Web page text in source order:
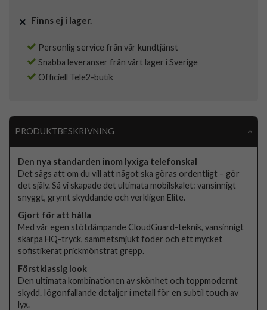
Finns ej i lager.
Personlig service från vår kundtjänst
Snabba leveranser från vårt lager i Sverige
Officiell Tele2-butik
PRODUKTBESKRIVNING
Den nya standarden inom lyxiga telefonskal
Det sägs att om du vill att något ska göras ordentligt – gör
det själv. Så vi skapade det ultimata mobilskalet: vansinnigt
snyggt, grymt skyddande och verkligen Elite.
Gjort för att hålla
Med vår egen stötdämpande CloudGuard-teknik, vansinnigt
skarpa HQ-tryck, sammetsmjukt foder och ett mycket
sofistikerat prickmönstrat grepp.
Förstklassig look
Den ultimata kombinationen av skönhet och toppmodernt
skydd. Iögonfallande detaljer i metall för en subtil touch av
lyx.